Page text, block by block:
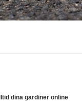
dina gardiner online